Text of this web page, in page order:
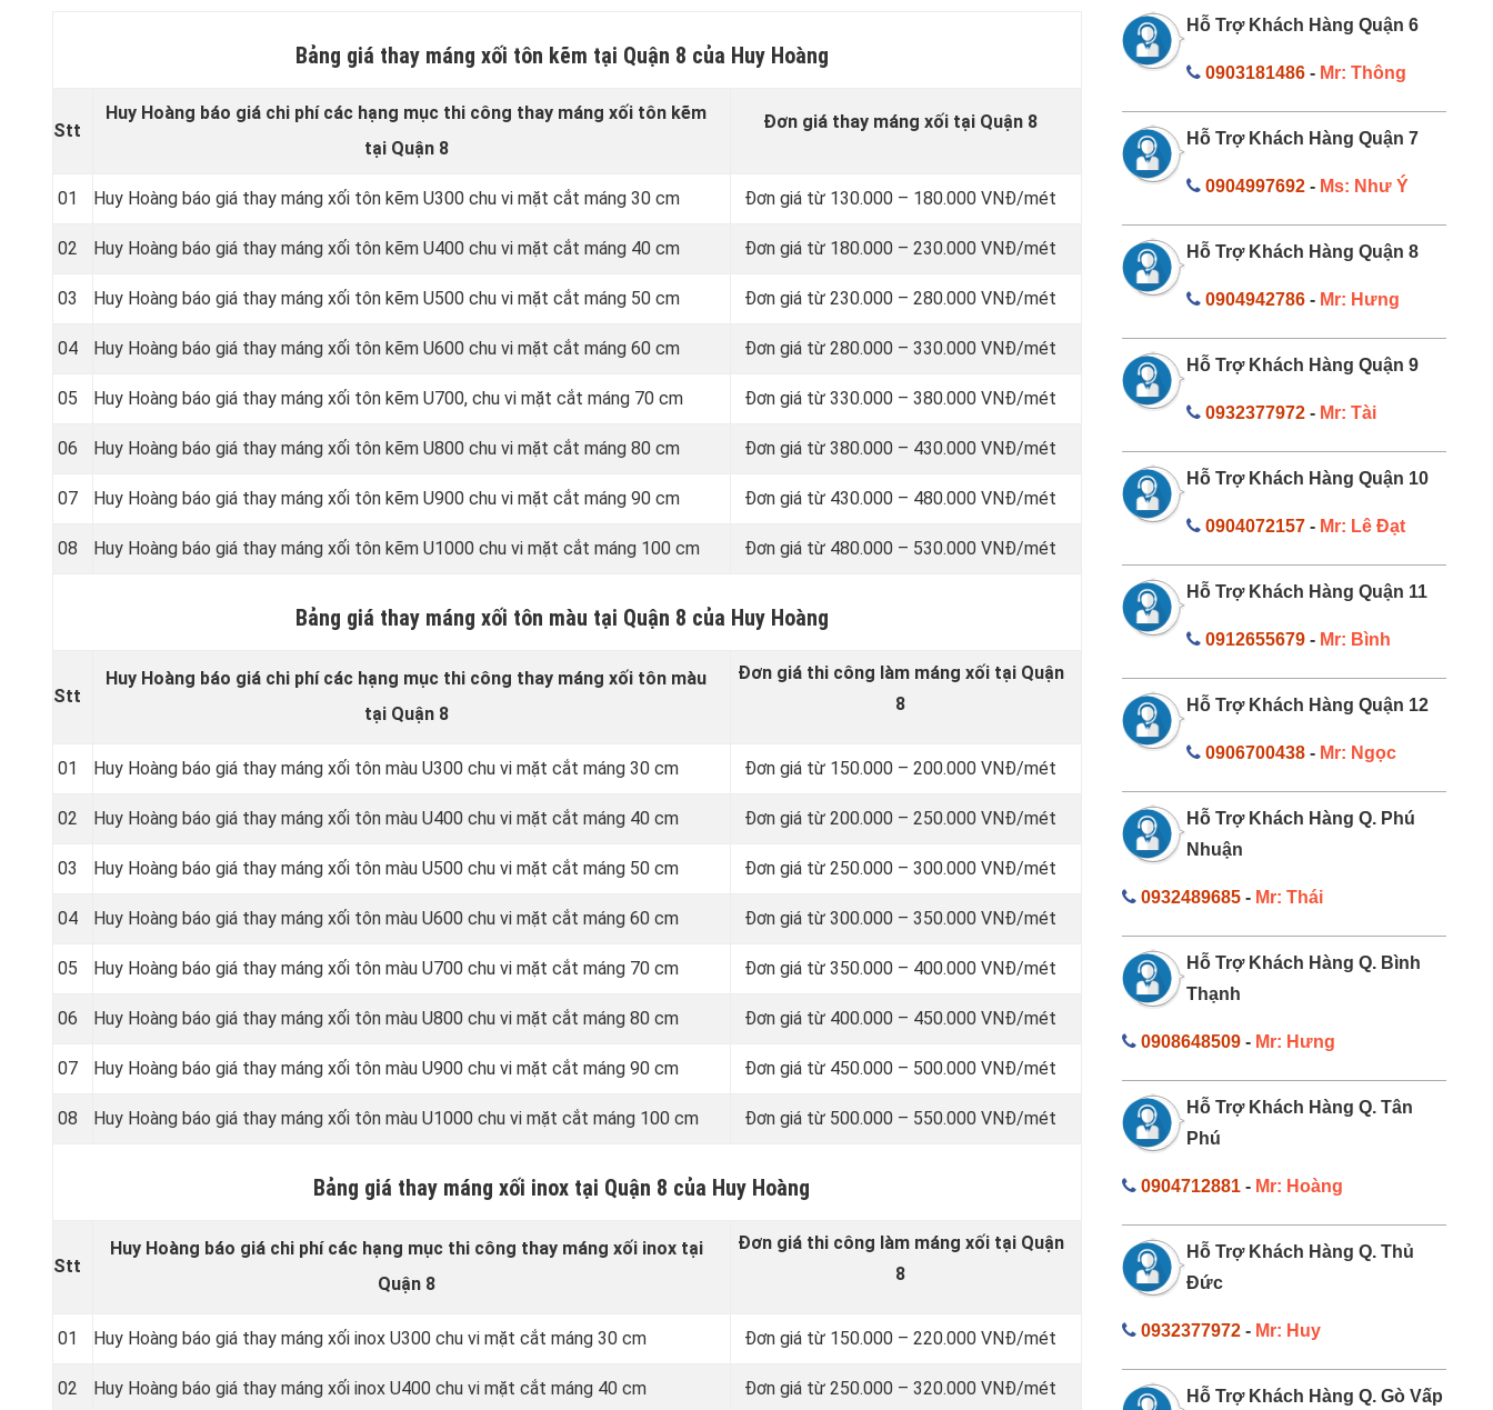
Bảng giá thay máng xối tôn kẽm tại Quận 8 của Huy Hoàng
Stt
Huy Hoàng báo giá chi phí các hạng mục thi công thay máng xối tôn kẽm
tại Quận 8
Đơn giá thay máng xối tại Quận 8
01 Huy Hoàng báo giá thay máng xối tôn kẽm U300 chu vi mặt cắt máng 30 cm Đơn giá từ 130.000 – 180.000 VNĐ/mét
02 Huy Hoàng báo giá thay máng xối tôn kẽm U400 chu vi mặt cắt máng 40 cm Đơn giá từ 180.000 – 230.000 VNĐ/mét
03 Huy Hoàng báo giá thay máng xối tôn kẽm U500 chu vi mặt cắt máng 50 cm Đơn giá từ 230.000 – 280.000 VNĐ/mét
04 Huy Hoàng báo giá thay máng xối tôn kẽm U600 chu vi mặt cắt máng 60 cm Đơn giá từ 280.000 – 330.000 VNĐ/mét
05 Huy Hoàng báo giá thay máng xối tôn kẽm U700, chu vi mặt cắt máng 70 cm Đơn giá từ 330.000 – 380.000 VNĐ/mét
06 Huy Hoàng báo giá thay máng xối tôn kẽm U800 chu vi mặt cắt máng 80 cm Đơn giá từ 380.000 – 430.000 VNĐ/mét
07 Huy Hoàng báo giá thay máng xối tôn kẽm U900 chu vi mặt cắt máng 90 cm Đơn giá từ 430.000 – 480.000 VNĐ/mét
08 Huy Hoàng báo giá thay máng xối tôn kẽm U1000 chu vi mặt cắt máng 100 cm Đơn giá từ 480.000 – 530.000 VNĐ/mét
Bảng giá thay máng xối tôn màu tại Quận 8 của Huy Hoàng
Stt
Huy Hoàng báo giá chi phí các hạng mục thi công thay máng xối tôn màu
tại Quận 8
Đơn giá thi công làm máng xối tại Quận
8
01 Huy Hoàng báo giá thay máng xối tôn màu U300 chu vi mặt cắt máng 30 cm Đơn giá từ 150.000 – 200.000 VNĐ/mét
02 Huy Hoàng báo giá thay máng xối tôn màu U400 chu vi mặt cắt máng 40 cm Đơn giá từ 200.000 – 250.000 VNĐ/mét
03 Huy Hoàng báo giá thay máng xối tôn màu U500 chu vi mặt cắt máng 50 cm Đơn giá từ 250.000 – 300.000 VNĐ/mét
04 Huy Hoàng báo giá thay máng xối tôn màu U600 chu vi mặt cắt máng 60 cm Đơn giá từ 300.000 – 350.000 VNĐ/mét
05 Huy Hoàng báo giá thay máng xối tôn màu U700 chu vi mặt cắt máng 70 cm Đơn giá từ 350.000 – 400.000 VNĐ/mét
06 Huy Hoàng báo giá thay máng xối tôn màu U800 chu vi mặt cắt máng 80 cm Đơn giá từ 400.000 – 450.000 VNĐ/mét
07 Huy Hoàng báo giá thay máng xối tôn màu U900 chu vi mặt cắt máng 90 cm Đơn giá từ 450.000 – 500.000 VNĐ/mét
08 Huy Hoàng báo giá thay máng xối tôn màu U1000 chu vi mặt cắt máng 100 cm Đơn giá từ 500.000 – 550.000 VNĐ/mét
Bảng giá thay máng xối inox tại Quận 8 của Huy Hoàng
Stt
Huy Hoàng báo giá chi phí các hạng mục thi công thaymáng xối inoxtại
Quận 8
Đơn giá thi công làm máng xối tại Quận
8
01 Huy Hoàng báo giá thay máng xối inox U300 chu vi mặt cắt máng 30 cm Đơn giá từ 150.000 – 220.000 VNĐ/mét
02 Huy Hoàng báo giá thay máng xối inox U400 chu vi mặt cắt máng 40 cm Đơn giá từ 250.000 – 320.000 VNĐ/mét
Hỗ Trợ Khách Hàng Quận 6
0903181486 - Mr: Thông
Hỗ Trợ Khách Hàng Quận 7
0904997692 - Ms: Như Ý
Hỗ Trợ Khách Hàng Quận 8
0904942786 - Mr: Hưng
Hỗ Trợ Khách Hàng Quận 9
0932377972 - Mr: Tài
Hỗ Trợ Khách Hàng Quận 10
0904072157 - Mr: Lê Đạt
Hỗ Trợ Khách Hàng Quận 11
0912655679 - Mr: Bình
Hỗ Trợ Khách Hàng Quận 12
0906700438 - Mr: Ngọc
Hỗ Trợ Khách Hàng Q. Phú
Nhuận
0932489685- Mr: Thái
Hỗ Trợ Khách Hàng Q. Bình
Thạnh
0908648509- Mr: Hưng
Hỗ Trợ Khách Hàng Q. Tân
Phú
0904712881- Mr: Hoàng
Hỗ Trợ Khách Hàng Q. Thủ
Đức
0932377972- Mr: Huy
Hỗ Trợ Khách Hàng Q. Gò Vấp